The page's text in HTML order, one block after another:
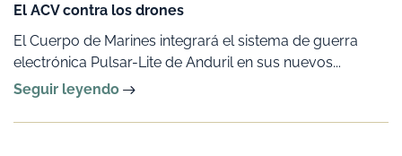
El ACV contra los drones
El Cuerpo de Marines integrará el sistema de guerra
electrónica Pulsar-Lite de Anduril en sus nuevos...
Seguir leyendo